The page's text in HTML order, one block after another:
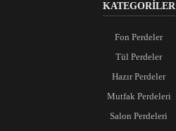
KATEGORİLER
Fon Perdeler
Tül Perdeler
Hazır Perdeler
Mutfak Perdeleri
Salon Perdeleri